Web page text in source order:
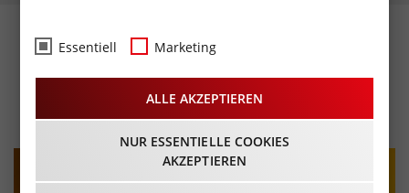
Flo und Wisch
"Hörensagen"
05.11.2025 - Beginn 19:30 Uhr
Essentiell Marketing
ALLE AKZEPTIEREN
NUR ESSENTIELLE COOKIES
AKZEPTIEREN